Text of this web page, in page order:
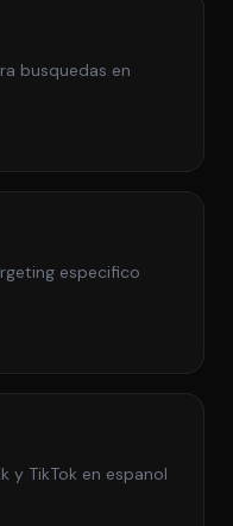
busquedas en
especifico
y TikTok en espanol